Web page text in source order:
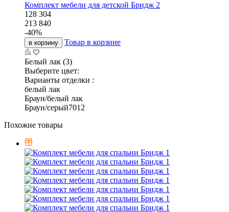
Комплект мебели для детской Бридж 2
128 304
213 840
-40%
в корзину Товар в корзине
Белый лак (3)
Выберите цвет:
Варианты отделки :
белый лак
Браун/белый лак
Браун/серый7012
Похожие товары